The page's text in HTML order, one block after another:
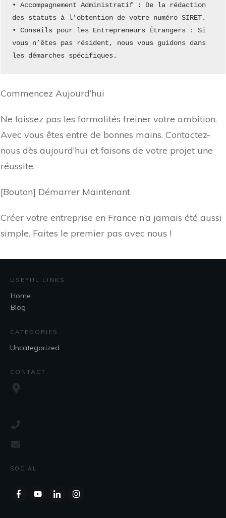
• Accompagnement Administratif : De la rédaction
des statuts à l’obtention de votre numéro SIRET.
• Conseils pour les Entrepreneurs Étrangers : Si
vous n’êtes pas résident, nous vous guidons dans
les démarches spécifiques.
Commencez Aujourd’hui
Ne laissez pas les formalités freiner votre ambition.
Avec vous êtes entre de bonnes mains. Contactez-
nous dès aujourd’hui et faisons de votre projet une
réussite.
[Bouton] Démarrer Maintenant
Créer votre entreprise en France n’a jamais été aussi
simple. Faites le premier pas avec nous !
USEFUL LINKS
Home
Blog
CATEGORIES
Uncategorized
CONTACT
SOCIAL